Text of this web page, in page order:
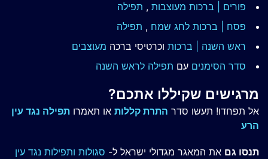
פורים | ברכות מעוצבות , תפילה
פסח | ברכות לחג שמח , תפילה
ראש השנה | ברכות וכרטיסי ברכה מעוצבים
סדר הסימנים עם תפילה לראש השנה
מרגישים שקיללו אתכם?
אל תפחדו! תעשו סדר התרת קללות או תאמרו תפילה נגד עין
הרע
תנסו גם את המאגר מגדולי ישראל ל- סגולות ותפילות נגד עין